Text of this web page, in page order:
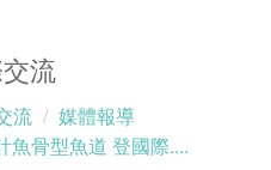
流
流
媒體報導
魚骨型魚道 登國際....